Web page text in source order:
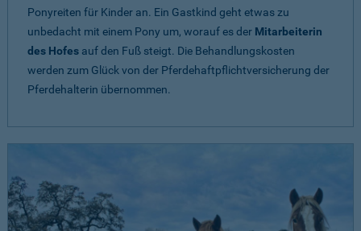
Ponyreiten für Kinder an. Ein Gastkind geht etwas zu
unbedacht mit einem Pony um, worauf es der Mitarbeiterin
des Hofes auf den Fuß steigt. Die Behandlungskosten
werden zum Glück von der Pferdehaftpflichtversicherung der
Pferdehalterin übernommen.